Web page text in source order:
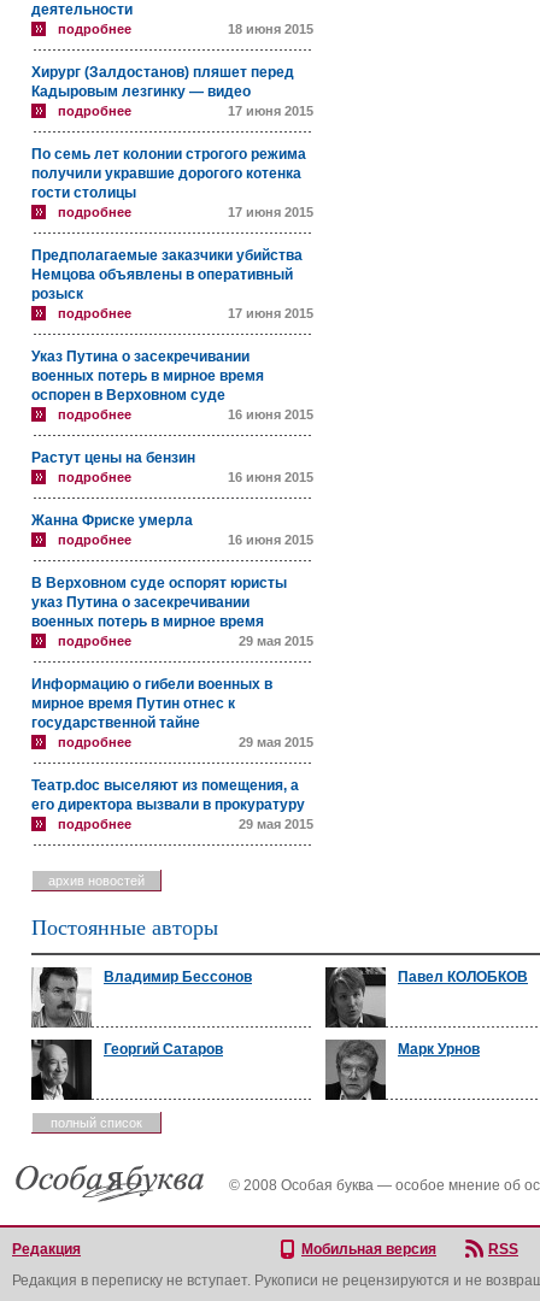
деятельности
подробнее 18 июня 2015
Хирург (Залдостанов) пляшет перед
Кадыровым лезгинку — видео
подробнее 17 июня 2015
По семь лет колонии строгого режима
получили укравшие дорогого котенка
гости столицы
подробнее 17 июня 2015
Предполагаемые заказчики убийства
Немцова объявлены в оперативный
розыск
подробнее 17 июня 2015
Указ Путина о засекречивании
военных потерь в мирное время
оспорен в Верховном суде
подробнее 16 июня 2015
Растут цены на бензин
подробнее 16 июня 2015
Жанна Фриске умерла
подробнее 16 июня 2015
В Верховном суде оспорят юристы
указ Путина о засекречивании
военных потерь в мирное время
подробнее 29 мая 2015
Информацию о гибели военных в
мирное время Путин отнес к
государственной тайне
подробнее 29 мая 2015
Театр.doc выселяют из помещения, а
его директора вызвали в прокуратуру
подробнее 29 мая 2015
архив новостей
Постоянные авторы
Владимир Бессонов Павел КОЛОБКОВ
Георгий Сатаров Марк Урнов
полный список
© 2008 Особая буква — особое мнение об
Редакция Мобильная версия
RSS
Редакция в переписку не вступает. Рукописи не рецензируются и не